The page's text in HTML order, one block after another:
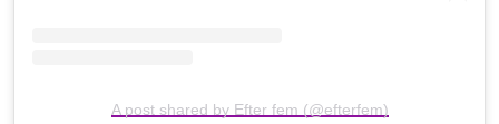
A post shared by Efter fem (@efterfem)